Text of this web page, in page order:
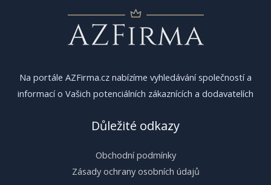
Na portále AZFirma.cz nabízíme vyhledávání společností a
informací o Vašich potenciálních zákaznících a dodavatelích
Důležité odkazy
Obchodní podmínky
Zásady ochrany osobních údajů